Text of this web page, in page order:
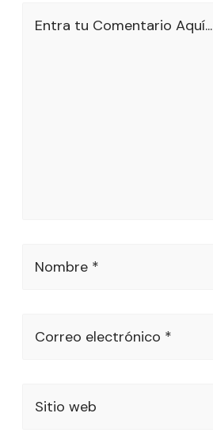
Entra tu Comentario Aquí...
Nombre *
Correo electrónico *
Sitio web